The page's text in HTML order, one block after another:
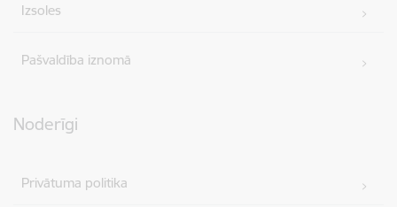
Izsoles
Pašvaldība iznomā
Noderīgi
Privātuma politika